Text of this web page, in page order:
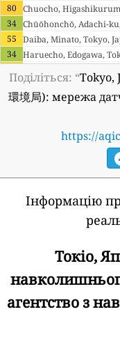
80 Chuocho,
34 Chūōhonchō, Adachi-
55 Daiba, Minato, Tokyo,
34 Haruecho, Edogawa,
Harumi, Chuo, Tokyo,
42 Hibiyakoen, Chiyoda,
46 Higashikojiya, Ota,
Higashimukojima,
Higashioume, Oume,
Hikawachō, Itabashi-
Himonya, Meguro,
10 Honcho,
Honkomagome,
Izumicho, Tachikawa,
Kakinokizaka, Meguro,
34 Kameari, Katsushika,
38 Kameido, Koto, Tokyo,
Kamikiyoto, Kiyose,
Kanamori, Machida-shi,
Поділіться: “Tokyo,
環境局): мережа
https://
Інформацію
Токіо,
агентство з